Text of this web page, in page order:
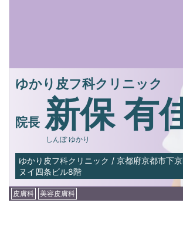
ゆかり皮フ科クリニック
院長 新保 有
しんぼ ゆかり
ゆかり皮フ科クリニック / 京都府京都市下
ヌイ四条ビル8階
皮膚科 美容皮膚科